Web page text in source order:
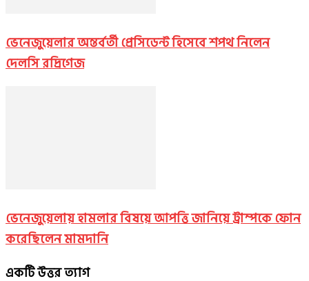
ভেনেজুয়েলার অন্তর্বর্তী প্রেসিডেন্ট হিসেবে শপথ নিলেন
দেলসি রদ্রিগেজ
ভেনেজুয়েলায় হামলার বিষয়ে আপত্তি জানিয়ে ট্রাম্পকে ফোন
করেছিলেন মামদানি
একটি উত্তর ত্যাগ